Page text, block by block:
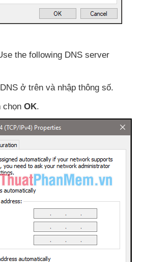
the following DNS server
ở trên và nhập thông số.
chọn OK.